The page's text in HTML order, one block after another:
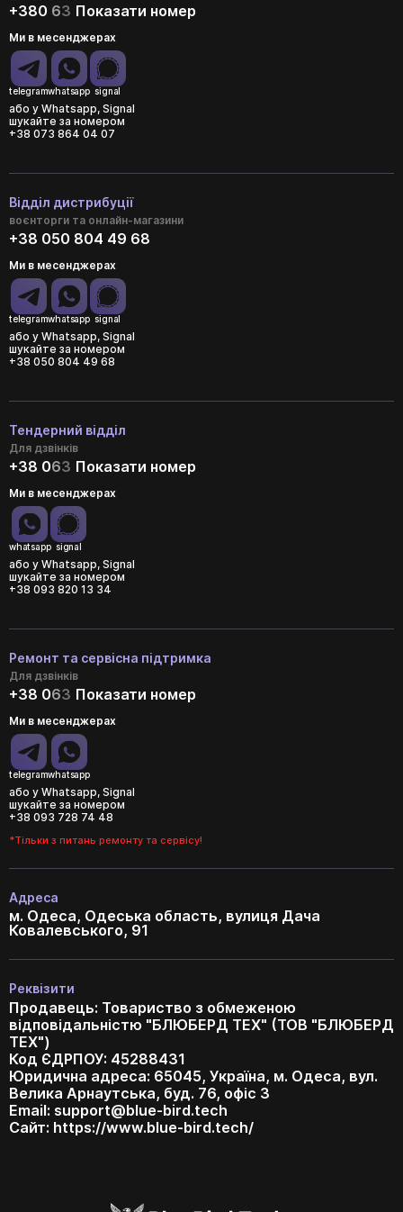
+380 63 Показати номер
Ми в месенджерах
telegramwhatsapp signal
або у Whatsapp, Signal
шукайте за номером
+38 073 864 04 07
Відділ дистрибуції
воєнторги та онлайн-магазини
+38 050 804 49 68
Ми в месенджерах
telegramwhatsapp signal
або у Whatsapp, Signal
шукайте за номером
+38 050 804 49 68
Тендерний відділ
Для дзвінків
+38 063 Показати номер
Ми в месенджерах
whatsapp signal
або у Whatsapp, Signal
шукайте за номером
+38 093 820 13 34
Ремонт та сервісна підтримка
Для дзвінків
+38 063 Показати номер
Ми в месенджерах
telegramwhatsapp
або у Whatsapp, Signal
шукайте за номером
+38 093 728 74 48
*Тільки з питань ремонту та сервісу!
Адреса
м. Одеса, Одеська область, вулиця Дача
Ковалевського, 91
Реквізити
Продавець: Товариство з обмеженою
відповідальністю "БЛЮБЕРД ТЕХ" (ТОВ "БЛЮБЕРД
ТЕХ")
Код ЄДРПОУ: 45288431
Юридична адреса: 65045, Україна, м. Одеса, вул.
Велика Арнаутська, буд. 76, офіс 3
Email: support@blue-bird.tech
Сайт: https://www.blue-bird.tech/